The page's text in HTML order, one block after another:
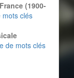
(1900-
mots clés
de mots clés